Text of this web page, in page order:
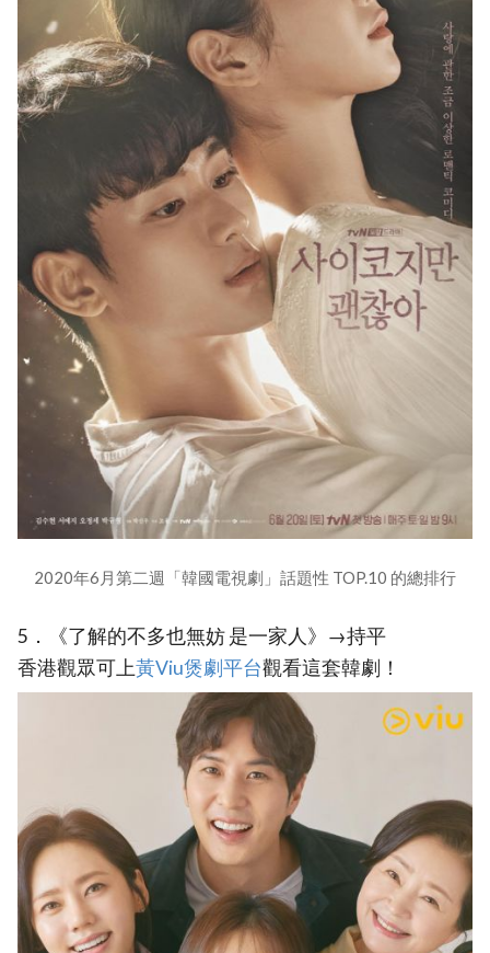
2020年6月第二週「韓國電視劇」話題性 TOP.10 的總排行
5．《了解的不多也無妨 是一家人》→持平
香港觀眾可上黃Viu煲劇平台觀看這套韓劇！